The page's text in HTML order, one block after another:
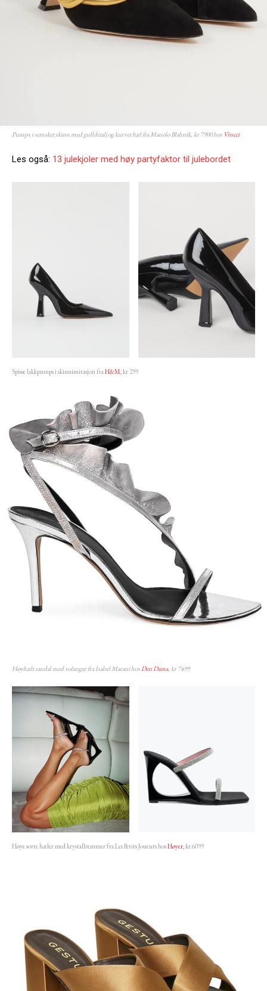
Pumps i semsket skinn med gulldetalj og kurvet hæl fra Manolo Blahnik, kr 7900 hos Vincci
Les også: 13 julekjoler med høy partyfaktor til julebordet
Spisse lakkpumps i skinnimitasjon fra H&M , kr 299
Høyhælt sandal med volanger fra Isabel Marant hos Den Dama, kr 7499
Høye sorte hæler med krystallremmer fra Les Petits Joueurs hosHøyer, kr 6099